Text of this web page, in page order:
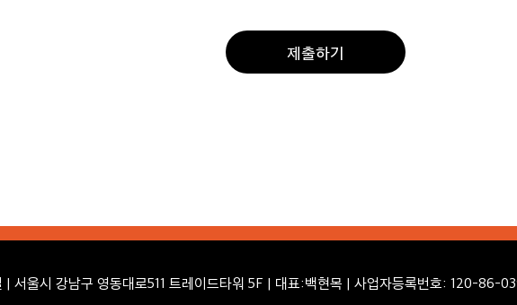
제출하기
| 서울시 강남구 영동대로511 트레이드타워 5F | 대표:백현목 | 사업자등록번호: 120-86-